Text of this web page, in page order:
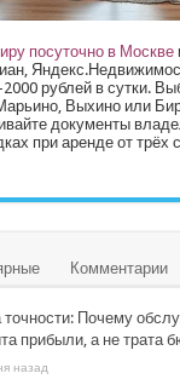
посуточно в Москве
рублей в сутки.
Выхино или
документы
при аренде от трёх
Комментарии
точности: Почему
прибыли, а не трата
назад